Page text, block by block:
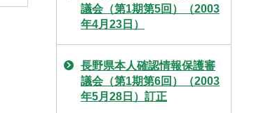
議会（第1期第5回）（2003
年4月23日）
長野県本人確認情報保護審
議会（第1期第6回）（2003
年5月28日）訂正